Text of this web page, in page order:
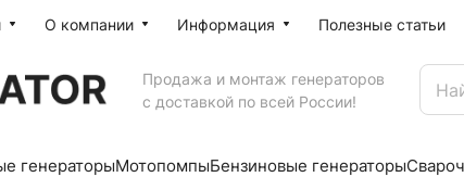
О компании Информация Полезные статьи
Продажа и монтаж генераторов
с доставкой по всей России!
генераторыМотопомпыБензиновые генераторы